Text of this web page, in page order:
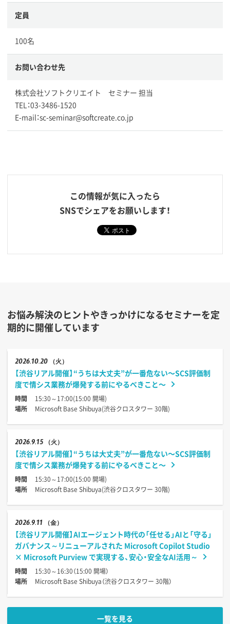
定員
100名
お問い合わせ先
株式会社ソフトクリエイト セミナー 担当
TEL：03-3486-1520
E-mail：sc-seminar@softcreate.co.jp
この情報が気に入ったら
SNSでシェアをお願いします！
お悩み解決のヒントやきっかけになるセミナーを定
期的に開催しています
202610.20 （火）
【渋谷リアル開催】“うちは大丈夫”が一番危ない〜SCS評価制
度で情シス業務が爆発する前にやるべきこと〜
時間
15:30～17:00(15:00 開場)
場所
Microsoft Base Shibuya(渋谷クロスタワー 30階)
20269.15 （火）
【渋谷リアル開催】“うちは大丈夫”が一番危ない〜SCS評価制
度で情シス業務が爆発する前にやるべきこと〜
時間
15:30～17:00(15:00 開場)
場所
Microsoft Base Shibuya(渋谷クロスタワー 30階)
20269.11 （金）
【渋谷リアル開催】AIエージェント時代の「任せる」AIと「守る」
ガバナンス～リニューアルされた Microsoft Copilot Studio
× Microsoft Purview で実現する、安心・安全なAI活用～
時間
15:30～16:30（15:00 開場）
場所
Microsoft Base Shibuya（渋谷クロスタワー 30階）
一覧を見る